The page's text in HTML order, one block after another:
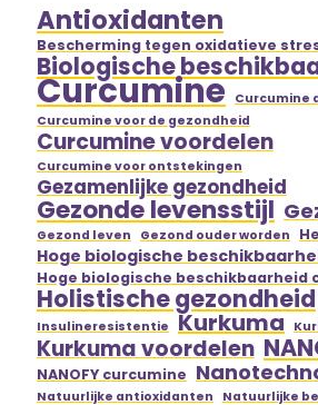
Antioxidanten
Bescherming tegen oxidatieve
Biologische
Curcumine Curcumine
Curcumine voor de gezondheid
Curcumine voordelen
Curcumine voor ontstekingen
Gezamenlijke gezondheid
Gezonde levensstijl
Gezond leven Gezond ouder worden
Hoge biologische
Hoge biologische beschikbaarheid
Holistische gezondheid
Insulineresistentie Kurkuma
Kurkuma voordelen
NANOFY curcumine
Natuurlijke antioxidanten Natuurlijke